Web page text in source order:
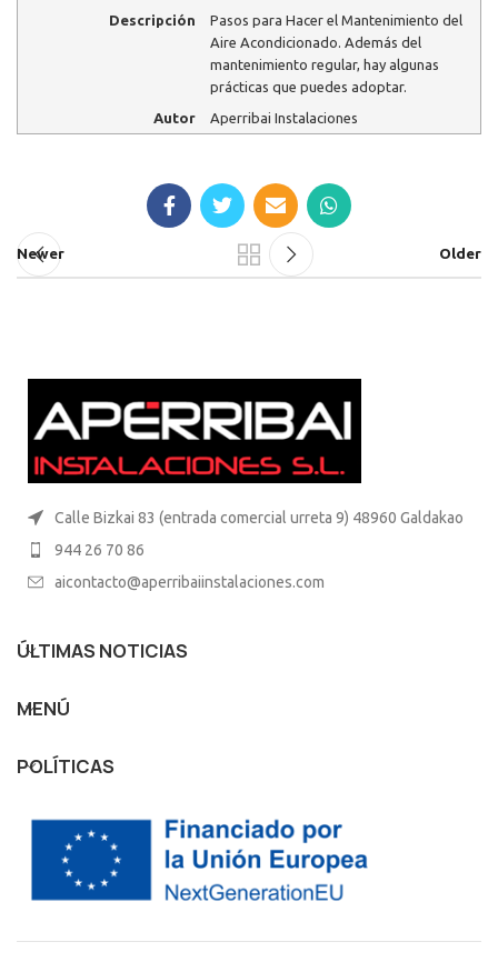
Descripción
Pasos para Hacer el Mantenimiento del
Aire Acondicionado. Además del
mantenimiento regular, hay algunas
prácticas que puedes adoptar.
Autor
Aperribai Instalaciones
Newer Older
Calle Bizkai 83 (entrada comercial urreta 9) 48960 Galdakao
944 26 70 86
aicontacto@aperribaiinstalaciones.com
ÚLTIMAS NOTICIAS
MENÚ
POLÍTICAS